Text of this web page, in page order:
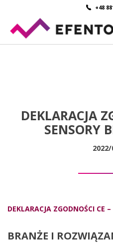
+48
DEKLARACJA
SENSORY
DEKLARACJA ZGODNOŚCI
BRANŻE I